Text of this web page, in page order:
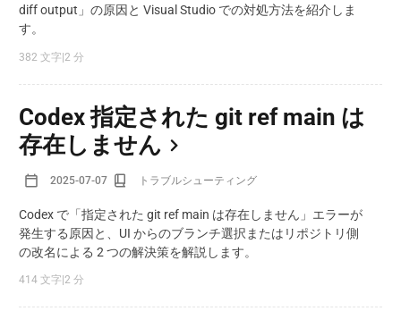
diff output」の原因と Visual Studio での対処方法を紹介しま
す。
382 文字|2 分
Codex 指定された git ref main は
存在しません
2025-07-07 トラブルシューティング
Codex で「指定された git ref main は存在しません」エラーが
発生する原因と、UI からのブランチ選択またはリポジトリ側
の改名による 2 つの解決策を解説します。
414 文字 2 分